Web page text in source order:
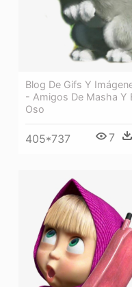
Blog De Gifs Y
- Amigos De Masha Y
Oso
405*737 7